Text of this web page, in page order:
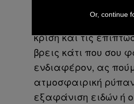
τις απόψεις σου για
κρίση και τις
βρεις κάτι που σου
ενδιαφέρον, ας
ατμοσφαιρική
εξαφάνιση ειδών ή
Or, continue